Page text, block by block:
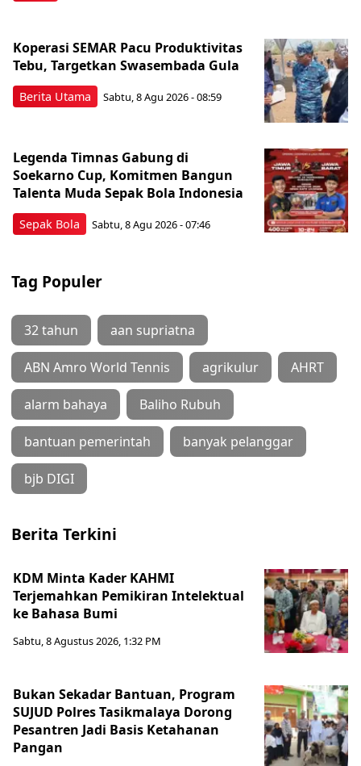
Berita Utama
Koperasi SEMAR Pacu Produktivitas
Tebu, Targetkan Swasembada Gula
Sabtu, 8 Agu 2026 - 08:59
Sepak Bola
Legenda Timnas Gabung di
Soekarno Cup, Komitmen Bangun
Talenta Muda Sepak Bola Indonesia
Sabtu, 8 Agu 2026 - 07:46
Tag Populer
32 tahun aan supriatna
ABN Amro World Tennis agrikulur AHRT
alarm bahaya Baliho Rubuh
bantuan pemerintah banyak pelanggar
bjb DIGI
Berita Terkini
KDM Minta Kader KAHMI
Terjemahkan Pemikiran Intelektual
ke Bahasa Bumi
Sabtu, 8 Agustus 2026, 1:32 PM
Bukan Sekadar Bantuan, Program
SUJUD Polres Tasikmalaya Dorong
Pesantren Jadi Basis Ketahanan
Pangan